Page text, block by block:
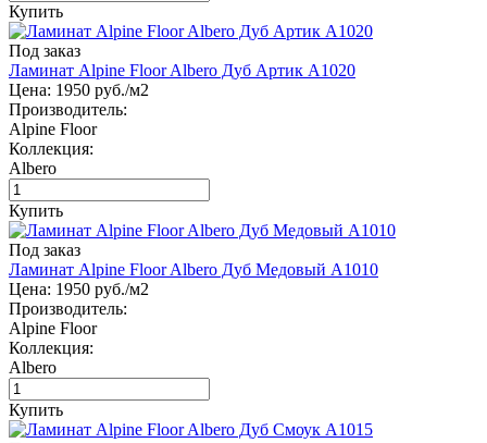
Купить
Под заказ
Ламинат Alpine Floor Albero Дуб Артик А1020
Цена: 1950 руб./м2
Производитель:
Alpine Floor
Коллекция:
Albero
Купить
Под заказ
Ламинат Alpine Floor Albero Дуб Медовый А1010
Цена: 1950 руб./м2
Производитель:
Alpine Floor
Коллекция:
Albero
Купить